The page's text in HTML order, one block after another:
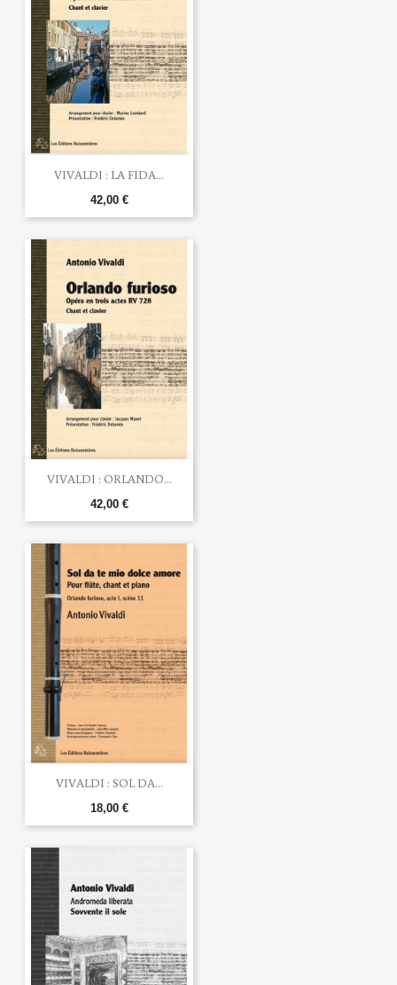
VIVALDI : LA FIDA...
42,00 €
VIVALDI : ORLANDO...
42,00 €
VIVALDI : SOL DA...
18,00 €